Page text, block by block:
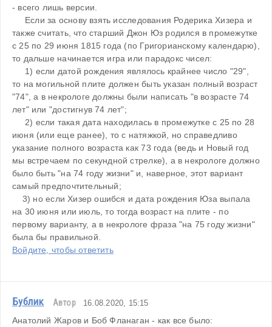
- всего лишь версии.
Если за основу взять исследования Родерика Хизера и
также считать, что старший Джон Юз родился в промежутке
с 25 по 29 июня 1815 года (по Григорианскому календарю),
то дальше начинается игра или парадокс чисел:
1) если датой рождения являлось крайнее число "29",
то на могильной плите должен быть указан полный возраст
"74", а в некрологе должны были написать "в возрасте 74
лет" или "достигнув 74 лет";
2) если такая дата находилась в промежутке с 25 по 28
июня (или еще ранее), то с натяжкой, но справедливо
указание полного возраста как 73 года (ведь и Новый год
мы встречаем по секундной стрелке), а в некрологе должно
было быть "на 74 году жизни" и, наверное, этот вариант
самый предпочтительный;
3) но если Хизер ошибся и дата рождения Юза выпала
на 30 июня или июль, то тогда возраст на плите - по
первому варианту, а в некрологе фраза "на 75 году жизни"
была бы правильной.
Войдите, чтобы ответить
Бублик Автор 16.08.2020, 15:15
Анатолий Жаров и Боб Фланаган - как все было: